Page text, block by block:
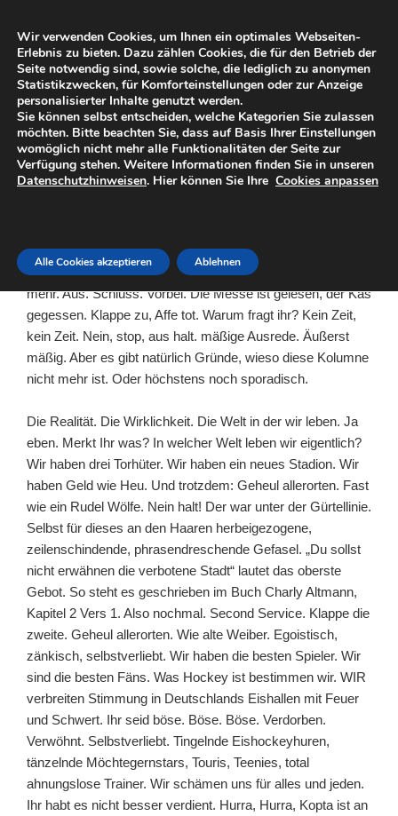
Inhalt
springen
DIESES INTERNET
Eine subjektive Sicht der Dinge
Menü
VERÖFFENTLICHT
AM
30. OKTOBER 2008VONFARINHO
Übertriebene Härte – reloaded
Das waren die mit der Sicht. Der äußerst subjektiven Sicht.
Der Dinge. Übertriebene Härte. Gibts ja eigentlich nicht
mehr. Aus. Schluss. Vorbei. Die Messe ist gelesen, der Käs
gegessen. Klappe zu, Affe tot. Warum fragt ihr? Kein Zeit,
kein Zeit. Nein, stop, aus halt. mäßige Ausrede. Äußerst
mäßig. Aber es gibt natürlich Gründe, wieso diese Kolumne
nicht mehr ist. Oder höchstens noch sporadisch.
Die Realität. Die Wirklichkeit. Die Welt in der wir leben. Ja
eben. Merkt Ihr was? In welcher Welt leben wir eigentlich?
Wir haben drei Torhüter. Wir haben ein neues Stadion. Wir
haben Geld wie Heu. Und trotzdem: Geheul allerorten. Fast
wie ein Rudel Wölfe. Nein halt! Der war unter der Gürtellinie.
Selbst für dieses an den Haaren herbeigezogene,
zeilenschindende, phrasendreschende Gefasel. „Du sollst
nicht erwähnen die verbotene Stadt“ lautet das oberste
Gebot. So steht es geschrieben im Buch Charly Altmann,
Kapitel 2 Vers 1. Also nochmal. Second Service. Klappe die
zweite. Geheul allerorten. Wie alte Weiber. Egoistisch,
zänkisch, selbstverliebt. Wir haben die besten Spieler. Wir
sind die besten Fäns. Was Hockey ist bestimmen wir. WIR
verbreiten Stimmung in Deutschlands Eishallen mit Feuer
und Schwert. Ihr seid böse. Böse. Böse. Verdorben.
Verwöhnt. Selbstverliebt. Tingelnde Eishockeyhuren,
tänzelnde Möchtegernstars, Touris, Teenies, total
ahnungslose Trainer. Wir schämen uns für alles und jeden.
Ihr habt es nicht besser verdient. Hurra, Hurra, Kopta ist an
Wir verwenden Cookies, um Ihnen ein optimales Webseiten-
Erlebnis zu bieten. Dazu zählen Cookies, die für den Betrieb der
Seite notwendig sind, sowie solche, die lediglich zu anonymen
Statistikzwecken, für Komforteinstellungen oder zur Anzeige
personalisierter Inhalte genutzt werden.
Sie können selbst entscheiden, welche Kategorien Sie zulassen
möchten. Bitte beachten Sie, dass auf Basis Ihrer Einstellungen
womöglich nicht mehr alle Funktionalitäten der Seite zur
Verfügung stehen. Weitere Informationen finden Sie in unseren
Datenschutzhinweisen. Hier können Sie Ihre Cookies anpassen
Alle Cookies akzeptieren Ablehnen